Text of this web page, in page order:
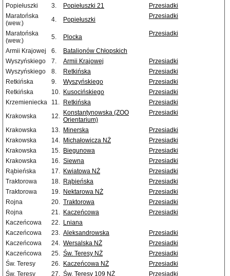
Popiełuszki
3. Popiełuszki 21
Przesiadki
Maratońska
(wew.)
4. Popiełuszki Przesiadki
Maratońska
(wew.)
5. Plocka Przesiadki
Armii Krajowej 6.
Batalionów Chłopskich
Wyszyńskiego
7. Armii Krajowej
Przesiadki
Wyszyńskiego
8. Retkińska
Przesiadki
Retkińska
9. Wyszyńskiego
Przesiadki
Retkińska
10. Kusocińskiego
Przesiadki
Krzemieniecka
11. Retkińska
Przesiadki
Krakowska
12. Konstantynowska (ZOO
Orientarium)
Przesiadki
Krakowska 13. Minerska
Przesiadki
Krakowska
14. Michałowicza NŻ
Przesiadki
Krakowska
15. Biegunowa
Przesiadki
Krakowska
16. Siewna
Przesiadki
Rąbieńska
17. Kwiatowa NŻ
Przesiadki
Traktorowa
18. Rąbieńska
Przesiadki
Traktorowa
19. Nektarowa NŻ
Przesiadki
Rojna
20. Traktorowa
Przesiadki
Rojna
21. Kaczeńcowa
Przesiadki
Kaczeńcowa
22. Lniana
Kaczeńcowa
23. Aleksandrowska
Przesiadki
Kaczeńcowa
24. Wersalska NŻ
Przesiadki
Kaczeńcowa
25. Św. Teresy NŻ
Przesiadki
Św. Teresy
26. Kaczeńcowa NŻ
Przesiadki
Św. Teresy
27. Św. Teresy 109 NŻ
Przesiadki